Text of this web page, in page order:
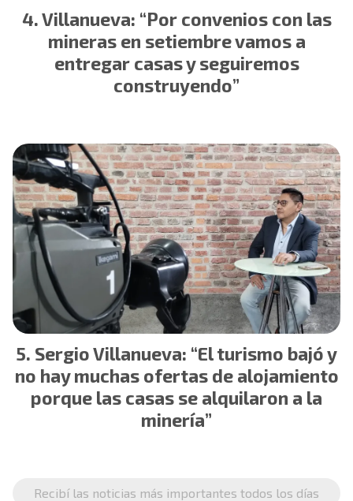
Villanueva: “Por convenios con las
mineras en setiembre vamos a
entregar casas y seguiremos
construyendo”
Sergio Villanueva: “El turismo bajó y
no hay muchas ofertas de alojamiento
porque las casas se alquilaron a la
minería”
Recibí las noticias más importantes todos los días